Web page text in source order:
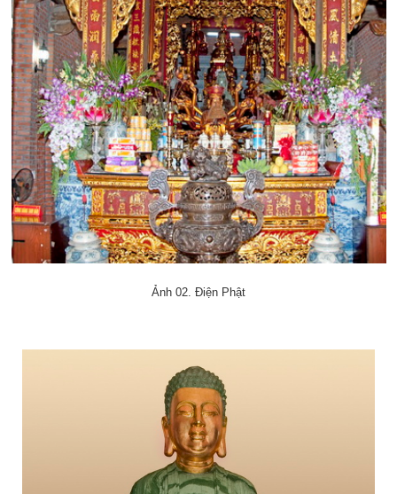
Ảnh 02. Điện Phật